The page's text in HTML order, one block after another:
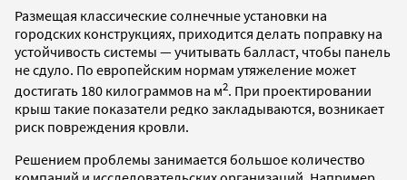
Размещая классические солнечные установки на
городских конструкциях, приходится делать поправку на
устойчивость системы — учитывать балласт, чтобы панель
не сдуло. По европейским нормам утяжеление может
достигать 180 килограммов на м2. При проектировании
крыш такие показатели редко закладываются, возникает
риск повреждения кровли.
Решением проблемы занимается большое количество